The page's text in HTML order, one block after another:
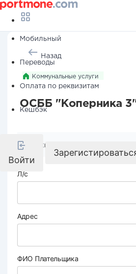
Мобильный
Переводы
Оплата по реквизитам
Кешбэк
Войти
Назад
Коммунальные услуги
ОСББ "Коперника
Реквизиты компании
Л/с
Адрес
ФИО Плательщика